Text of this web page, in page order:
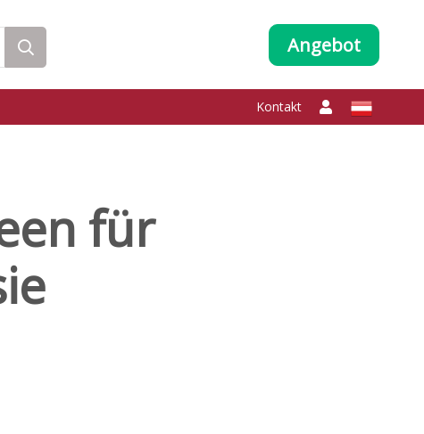
Angebot
Kontakt
für